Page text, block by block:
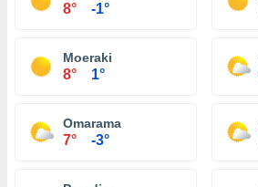
8° -1°
Moeraki
8° 1°
Omarama
7° -3°